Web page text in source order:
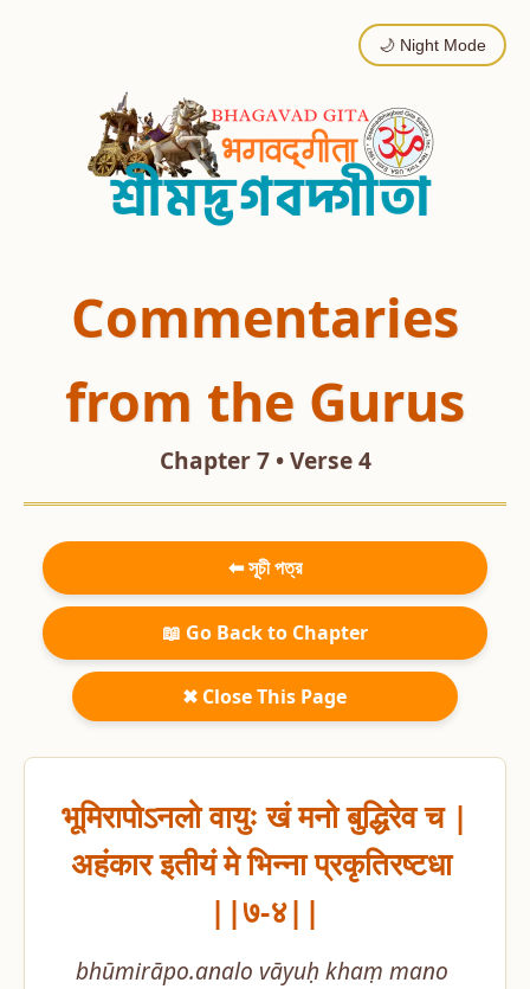
🌙 Night Mode
Commentaries
from the Gurus
Chapter 7 • Verse 4
⬅ সূচী পত্র
📖 Go Back to Chapter
✖ Close This Page
भूमिरापोऽनलो वायुः खं मनो बुद्धिरेव च |
अहंकार इतीयं मे भिन्ना प्रकृतिरष्टधा
||७-४||
bhūmirāpo.analo vāyuḥ khaṃ mano